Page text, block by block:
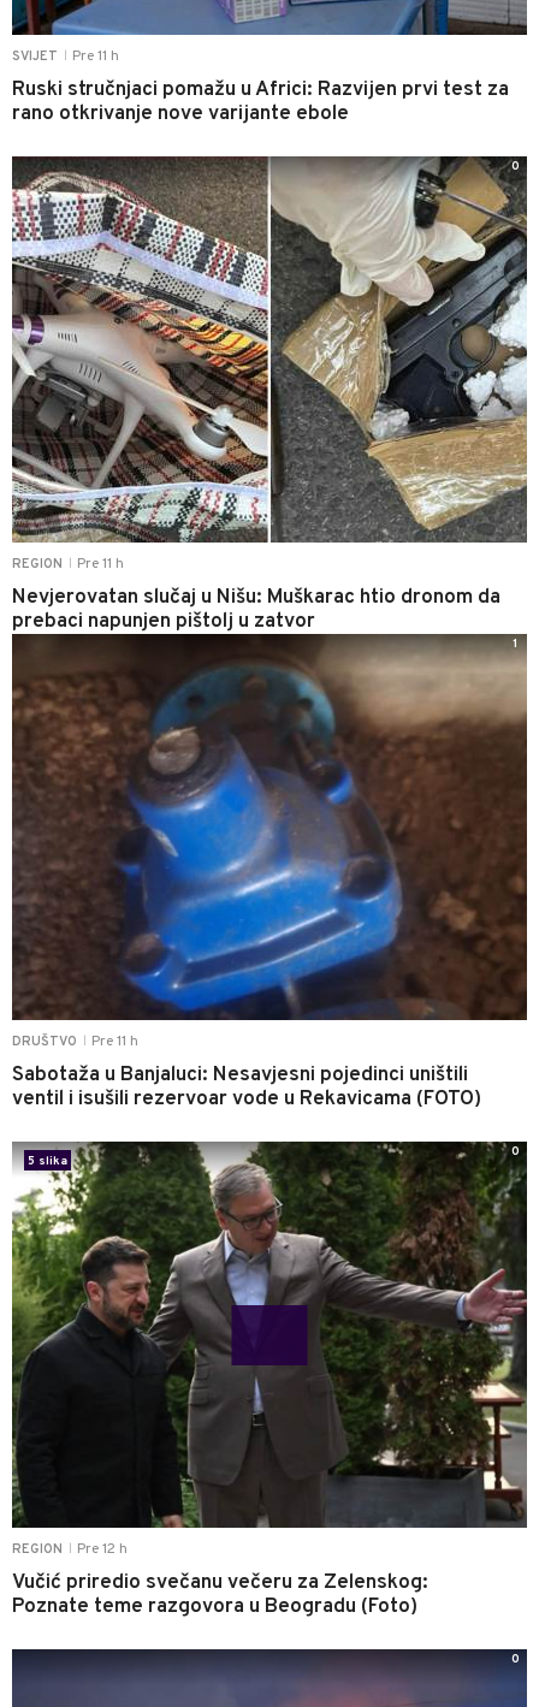
SVIJET Pre 11 h
Ruski stručnjaci pomažu u Africi: Razvijen prvi test za
rano otkrivanje nove varijante ebole
REGION Pre 11 h
Nevjerovatan slučaj u Nišu: Muškarac htio dronom da
prebaci napunjen pištolj u zatvor
0
DRUŠTVO Pre 11 h
Sabotaža u Banjaluci: Nesavjesni pojedinci uništili
ventil i isušili rezervoar vode u Rekavicama (FOTO)
1
REGION Pre 12 h
Vučić priredio svečanu večeru za Zelenskog:
Poznate teme razgovora u Beogradu (Foto)
5 slika
0
0